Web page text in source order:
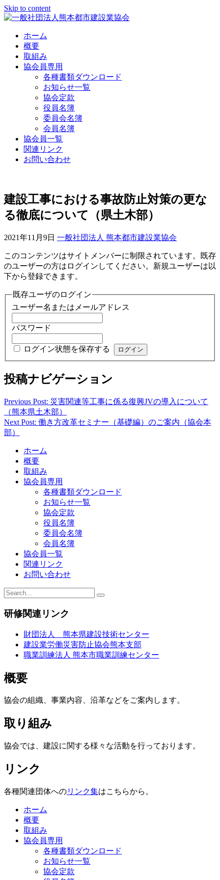
Skip to content
ホーム
概要
取組み
協会員専用
各種書類ダウンロード
お知らせ一覧
協会定款
役員名簿
委員会名簿
会員名簿
協会員一覧
関連リンク
お問い合わせ
建設工事における事故防止対策の更な
る徹底について（県土木部）
2021年11月9日 一般社団法人 熊本都市建設業協会
このコンテンツはサイトメンバーに制限されています。既存
のユーザーの方はログインしてください。新規ユーザーは以
下から登録できます。
既存ユーザのログイン
ユーザー名またはメールアドレス
パスワード
ログイン状態を保存する
投稿ナビゲーション
Previous Post: 災害関連等工事に係る復興JVの導入について
（熊本県土木部）
Next Post: 働き方改革セミナー（基礎編）のご案内（協会本
部）
ホーム
概要
取組み
協会員専用
各種書類ダウンロード
お知らせ一覧
協会定款
役員名簿
委員会名簿
会員名簿
協会員一覧
関連リンク
お問い合わせ
研修関連リンク
財団法人 熊本県建設技術センター
建設業労働災害防止協会熊本支部
職業訓練法人 熊本市職業訓練センター
概要
協会の組織、事業内容、沿革などをご案内します。
取り組み
協会では、建設に関する様々な活動を行っております。
リンク
各種関連団体へのリンク集はこちらから。
ホーム
概要
取組み
協会員専用
各種書類ダウンロード
お知らせ一覧
協会定款